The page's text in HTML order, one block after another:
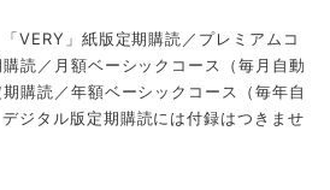
VERY」紙版定期購読／プレミアムコ
読／月額ベーシックコース（毎月自動
購読／年額ベーシックコース（毎年自
ジタル版定期購読には付録はつきませ